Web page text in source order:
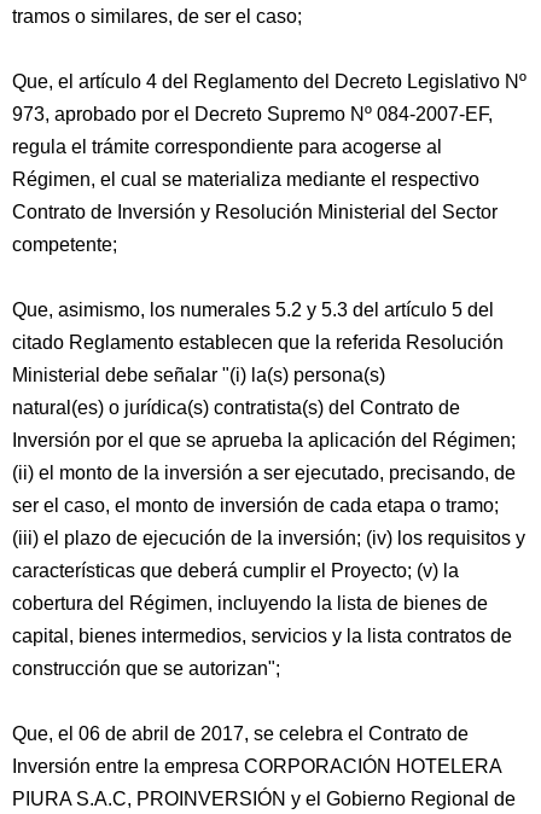
tramos o similares, de ser el caso;
Que, el artículo 4 del Reglamento del Decreto Legislativo Nº
973, aprobado por el Decreto Supremo Nº 084-2007-EF,
regula el trámite correspondiente para acogerse al
Régimen, el cual se materializa mediante el respectivo
Contrato de Inversión y Resolución Ministerial del Sector
competente;
Que, asimismo, los numerales 5.2 y 5.3 del artículo 5 del
citado Reglamento establecen que la referida Resolución
Ministerial debe señalar "(i) la(s) persona(s)
natural(es) o jurídica(s) contratista(s) del Contrato de
Inversión por el que se aprueba la aplicación del Régimen;
(ii) el monto de la inversión a ser ejecutado, precisando, de
ser el caso, el monto de inversión de cada etapa o tramo;
(iii) el plazo de ejecución de la inversión; (iv) los requisitos y
características que deberá cumplir el Proyecto; (v) la
cobertura del Régimen, incluyendo la lista de bienes de
capital, bienes intermedios, servicios y la lista contratos de
construcción que se autorizan";
Que, el 06 de abril de 2017, se celebra el Contrato de
Inversión entre la empresa CORPORACIÓN HOTELERA
PIURA S.A.C, PROINVERSIÓN y el Gobierno Regional de